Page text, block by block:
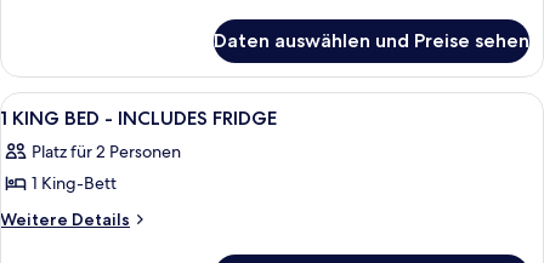
Room
Daten auswählen und Preise sehen
Alle
Fotos
für
1
KING
Ein Hotelzimmer mit Bett,
10
1 KING BED - INCLUDES FRIDGE
Platz für 2 Personen
1 King-Bett
Weitere Details
Weitere